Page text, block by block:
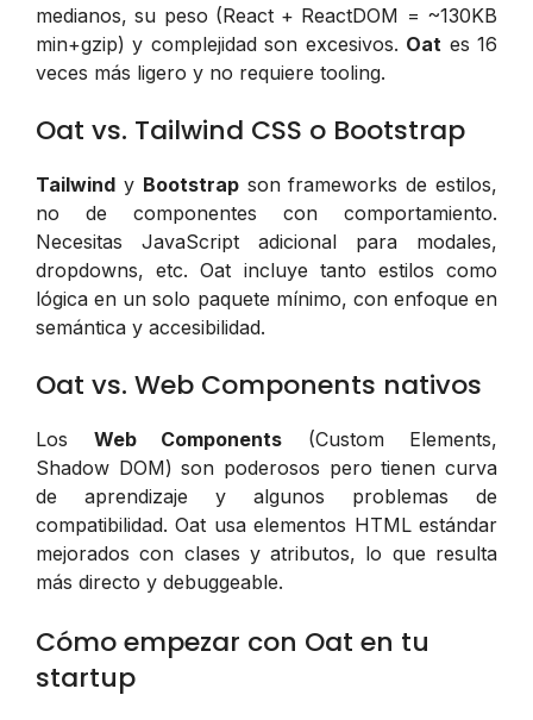
medianos, su peso (React + ReactDOM = ~130KB
min+gzip) y complejidad son excesivos. Oat es 16
veces más ligero y no requiere tooling.
Oat vs. Tailwind CSS o Bootstrap
Tailwind y Bootstrapson frameworks de estilos,
no de componentes con comportamiento.
Necesitas JavaScript adicional para modales,
dropdowns, etc. Oat incluye tanto estilos como
lógica en un solo paquete mínimo, con enfoque en
semántica y accesibilidad.
Oat vs. Web Components nativos
Los Web Components (Custom Elements,
Shadow DOM) son poderosos pero tienen curva
de aprendizaje y algunos problemas de
compatibilidad. Oat usa elementos HTML estándar
mejorados con clases y atributos, lo que resulta
más directo y debuggeable.
Cómo empezar con Oat en tu
startup